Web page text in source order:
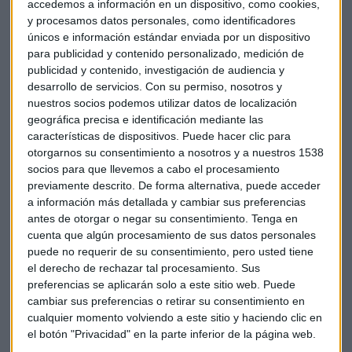
accedemos a información en un dispositivo, como cookies,
y procesamos datos personales, como identificadores
únicos e información estándar enviada por un dispositivo
para publicidad y contenido personalizado, medición de
publicidad y contenido, investigación de audiencia y
desarrollo de servicios. Con su permiso, nosotros y
nuestros socios podemos utilizar datos de localización
geográfica precisa e identificación mediante las
características de dispositivos. Puede hacer clic para
otorgarnos su consentimiento a nosotros y a nuestros 1538
socios para que llevemos a cabo el procesamiento
previamente descrito. De forma alternativa, puede acceder
a información más detallada y cambiar sus preferencias
antes de otorgar o negar su consentimiento. Tenga en
cuenta que algún procesamiento de sus datos personales
puede no requerir de su consentimiento, pero usted tiene
el derecho de rechazar tal procesamiento. Sus
preferencias se aplicarán solo a este sitio web. Puede
cambiar sus preferencias o retirar su consentimiento en
cualquier momento volviendo a este sitio y haciendo clic en
el botón "Privacidad" en la parte inferior de la página web.
señalan.
Otro de los ingredientes de esta receta es "la macedonia de
fondos que tenemos nos han permitido conseguir estas
rentabilidades", destaca el director de desarrollo de negocio
de la compañía en los micrófonos de Capital, la Bolsa y la
Vida.
"Lo que le pase a una empresa particular o a un país nos
importa bien poco, porque tenemos 20.000 posiciones. Esto
no lastra la rentabilidad, sino que la aumenta", añade.
Amplia volatilidad
Este2020, la volatilidad"hasidocomplicadacontrolarla
perohasidounañoexcepcional con unapandemiaglobal
pánicocundió",narraMoreno. "Habráque verquéfondos
continúanen lascarterasyanimamosa quenuestros
clientesexaminensus carteras", sentencia.